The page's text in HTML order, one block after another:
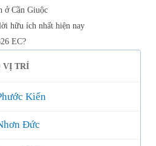
ở Cần Giuộc
hữu ích nhất hiện nay
EC?
VỊ TRÍ
Kiển
Đức